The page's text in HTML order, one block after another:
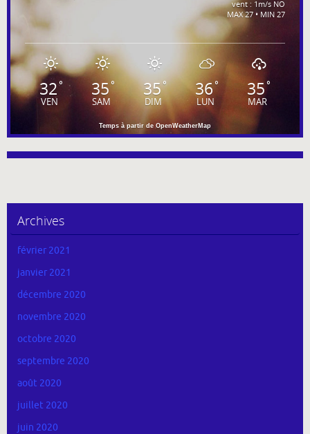
vent : 1m/s NO
MAX 27 • MIN 27
32°
VEN
35°
SAM
35°
DIM
36°
LUN
35°
MAR
Temps à partir de OpenWeatherMap
Archives
février 2021
janvier 2021
décembre 2020
novembre 2020
octobre 2020
septembre 2020
août 2020
juillet 2020
juin 2020